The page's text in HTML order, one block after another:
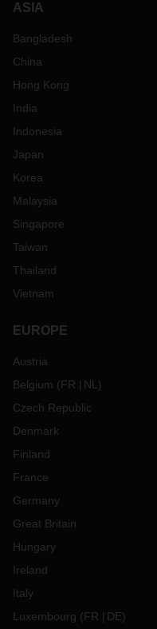
ASIA
Bangladesh
China
Hong Kong
India
Indonesia
Japan
Korea
Malaysia
Singapore
Taiwan
Thailand
Vietnam
EUROPE
Austria
Belgium (FR NL )
Czech Republic
Denmark
Finland
France
Germany
Great Britain
Hungary
Ireland
Italy
Luxembourg (FR DE)